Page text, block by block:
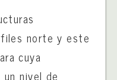
norte y este
cuya
nivel de